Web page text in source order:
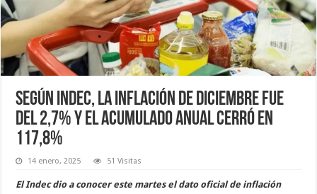
Según Indec, la inflación de diciembre fue
del 2,7% y el acumulado anual cerró en
117,8%
14 enero, 2025 51 Visitas
El Indec dio a conocer este martes el dato oficial de inflación